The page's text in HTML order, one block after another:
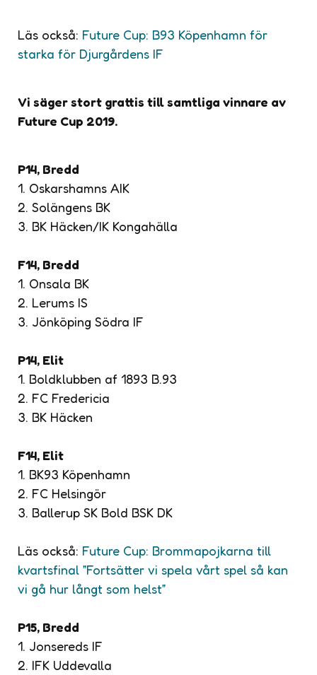
Läs också: Future Cup: B93 Köpenhamn för
starka för Djurgårdens IF
Vi säger stort grattis till samtliga vinnare av
Future Cup 2019.
P14, Bredd
1. Oskarshamns AIK
2. Solängens BK
3. BK Häcken/IK Kongahälla
F14, Bredd
1. Onsala BK
2. Lerums IS
3. Jönköping Södra IF
P14, Elit
1. Boldklubben af 1893 B.93
2. FC Fredericia
3. BK Häcken
F14, Elit
1. BK93 Köpenhamn
2. FC Helsingör
3. Ballerup SK Bold BSK DK
Läs också: Future Cup: Brommapojkarna till
kvartsfinal ”Fortsätter vi spela vårt spel så kan
vi gå hur långt som helst”
P15, Bredd
1. Jonsereds IF
2. IFK Uddevalla